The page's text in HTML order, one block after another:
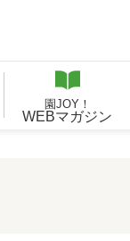
園JOY！
WEBマガジン